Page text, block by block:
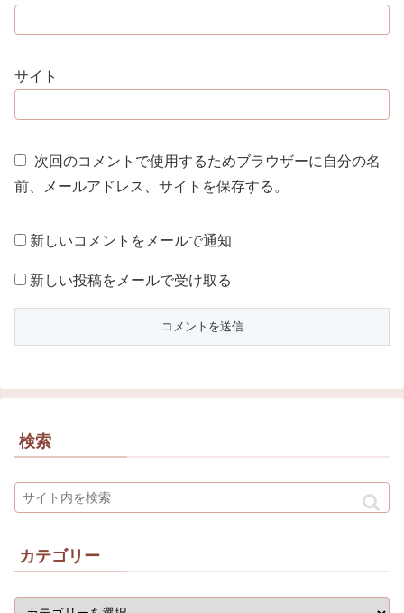
サイト
次回のコメントで使用するためブラウザーに自分の名
前、メールアドレス、サイトを保存する。
新しいコメントをメールで通知
新しい投稿をメールで受け取る
検索
カテゴリー